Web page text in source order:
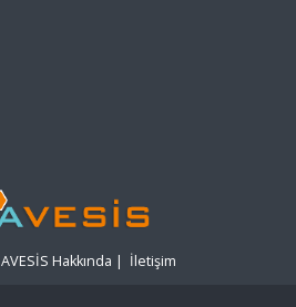
AVESİS Hakkında | İletişim